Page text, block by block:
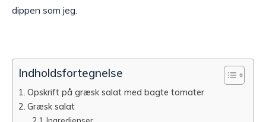
dippen som jeg.
Indholdsfortegnelse
Opskrift på græsk salat med bagte tomater
Græsk salat